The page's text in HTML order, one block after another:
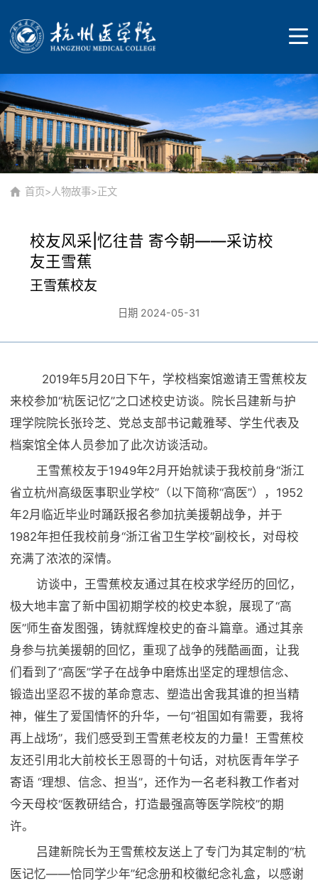
首页
学校概况
学校简介
历史沿革
杭医章程
现任领导
机构设置
学校标识
教育教学
本科生教育
国际教育
继续教育
科研机构
科研成果
科研动态
学术期刊
招生就业
本专科生招生
研究生招生
留学生招生
继续教育招生
就业指导服务
人才招聘
信息公告
信息公开
公示公告
合作交流
国内合作
国际交流
教育发展基金会
首页> 人物故事>正文
校友风采|忆往昔 寄今朝——采访校
友王雪蕉
王雪蕉校友
日期 2024-05-31
2019年5月20日下午，学校档案馆邀请王雪蕉校友
来校参加“杭医记忆”之口述校史访谈。院长吕建新与护
理学院院长张玲芝、党总支部书记戴雅琴、学生代表及
档案馆全体人员参加了此次访谈活动。
王雪蕉校友于1949年2月开始就读于我校前身“浙江
省立杭州高级医事职业学校”（以下简称“高医”），1952
年2月临近毕业时踊跃报名参加抗美援朝战争，并于
1982年担任我校前身“浙江省卫生学校”副校长，对母校
充满了浓浓的深情。
访谈中，王雪蕉校友通过其在校求学经历的回忆，
极大地丰富了新中国初期学校的校史本貌，展现了“高
医”师生奋发图强，铸就辉煌校史的奋斗篇章。通过其亲
身参与抗美援朝的回忆，重现了战争的残酷画面，让我
们看到了“高医”学子在战争中磨炼出坚定的理想信念、
锻造出坚忍不拔的革命意志、塑造出舍我其谁的担当精
神，催生了爱国情怀的升华，一句“祖国如有需要，我将
再上战场”，我们感受到王雪蕉老校友的力量！王雪蕉校
友还引用北大前校长王恩哥的十句话，对杭医青年学子
寄语 “理想、信念、担当”，还作为一名老科教工作者对
今天母校“医教研结合，打造最强高等医学院校”的期
许。
吕建新院长为王雪蕉校友送上了专门为其定制的“杭
医记忆——恰同学少年”纪念册和校徽纪念礼盒，以感谢